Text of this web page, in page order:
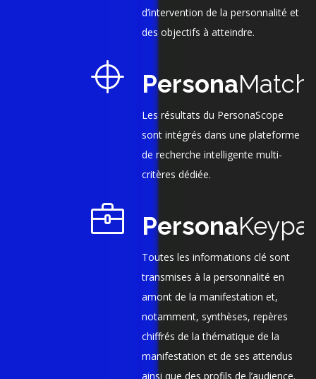
d’intervention de la personnalité et
des objectifs à atteindre.
PersonaMatch
Les résultats du PersonaScope
sont intégrés dans une plateforme
de recherche intelligente multi-
critères dédiée.
Persona
Toutes les informations clé sont
transmises à la personnalité en
amont de la manifestation et,
notamment, synthèses, repères
chiffrés de la thématique de la
manifestation et de ses attendus
ainsi que des profils de l’audience.